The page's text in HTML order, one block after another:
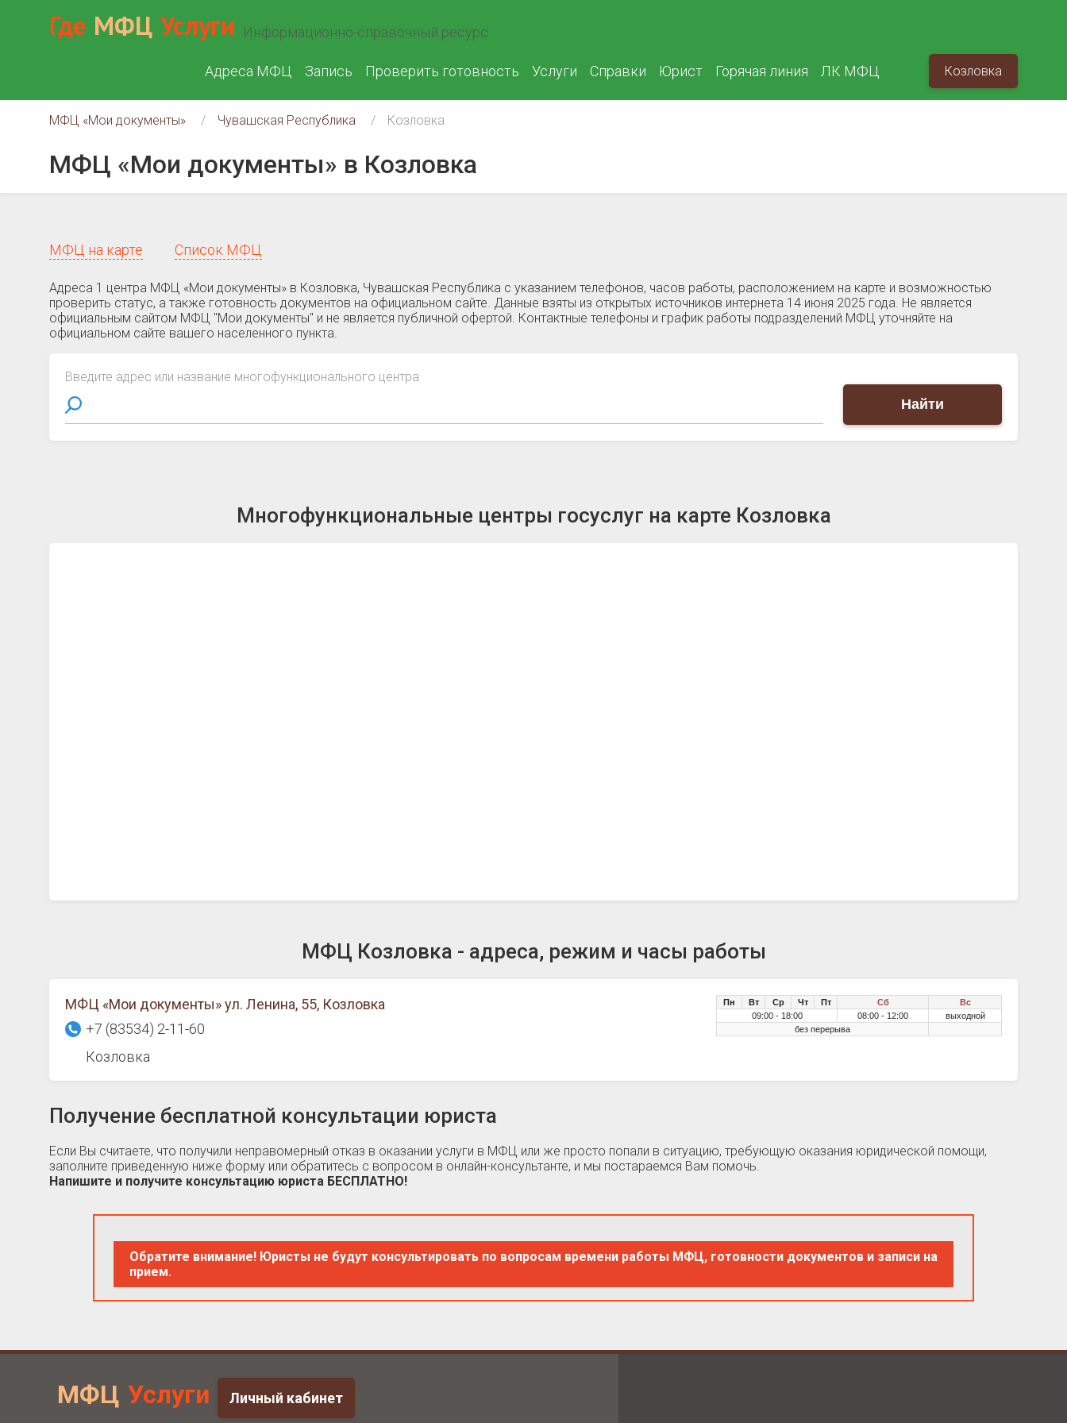
Где МФЦ Услуги Информационно-справочный ресурс
Адреса МФЦ Запись Проверить готовность Услуги Справки Юрист Горячая линия ЛК МФЦ Козловка
МФЦ «Мои документы» Чувашская Республика Козловка
МФЦ «Мои документы» в Козловка
МФЦ на карте Список МФЦ
Адреса 1 центра МФЦ «Мои документы» в Козловка, Чувашская Республика c указанием телефонов, часов работы, расположением на карте и возможностью
проверить статус, а также готовность документов на официальном сайте. Данные взяты из открытых источников интернета 14 июня 2025 года. Не является
официальным сайтом МФЦ "Мои документы" и не является публичной офертой. Контактные телефоны и график работы подразделений МФЦ уточняйте на
официальном сайте вашего населенного пункта.
Введите адрес или название многофункционального центра
Найти
Многофункциональные центры госуслуг на карте Козловка
МФЦ Козловка - адреса, режим и часы работы
МФЦ «Мои документы» ул. Ленина, 55, Козловка
+7 (83534) 2-11-60
Козловка
Пн Вт Ср Чт Пт Сб
Вс
09:00 - 18:00
08:00 - 12:00
выходной
без перерыва
Получение бесплатной консультации юриста
Если Вы считаете, что получили неправомерный отказ в оказании услуги в МФЦ или же просто попали в ситуацию, требующую оказания юридической помощи,
заполните приведенную ниже форму или обратитесь с вопросом в онлайн-консультанте, и мы постараемся Вам помочь.
Напишите и получите консультацию юриста БЕСПЛАТНО!
Обратите внимание! Юристы не будут консультировать по вопросам времени работы МФЦ, готовности документов и записи на
прием.
МФЦ Услуги Личный кабинет